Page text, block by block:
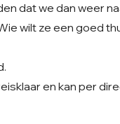
dat we dan weer
wilt ze een goed
en kan per